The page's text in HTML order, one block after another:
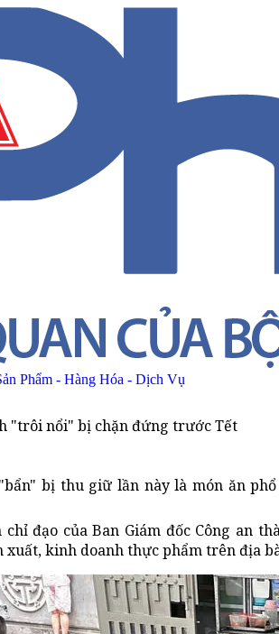
Phẩm - Hàng Hóa - Dịch Vụ
"trôi nổi" bị chặn đứng trước Tết
bị thu giữ lần này là món ăn
đạo của Ban Giám đốc Công an
xuất, kinh doanh thực phẩm trên địa